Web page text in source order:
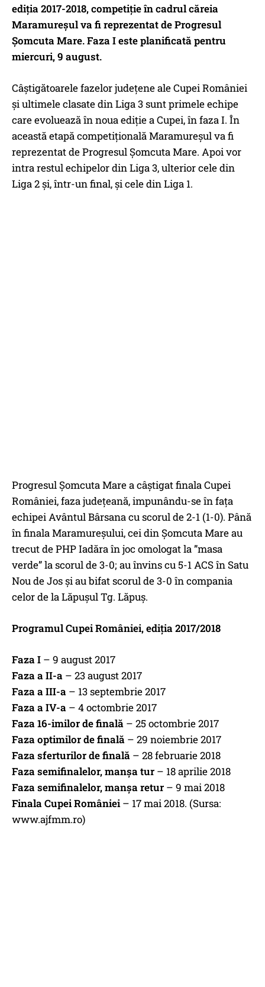
ediţia 2017-2018, competiție în cadrul căreia
Maramureșul va fi reprezentat de Progresul
Șomcuta Mare. Faza I este planificată pentru
miercuri, 9 august.
Câştigătoarele fazelor judeţene ale Cupei României
şi ultimele clasate din Liga 3 sunt primele echipe
care evoluează în noua ediţie a Cupei, în faza I. În
această etapă competițională Maramureșul va fi
reprezentat de Progresul Șomcuta Mare. Apoi vor
intra restul echipelor din Liga 3, ulterior cele din
Liga 2 şi, într-un final, şi cele din Liga 1.
Progresul Șomcuta Mare a câștigat finala Cupei
României, faza județeană, impunându-se în fața
echipei Avântul Bârsana cu scorul de 2-1 (1-0). Până
în finala Maramureșului, cei din Șomcuta Mare au
trecut de PHP Iadăra în joc omologat la ”masa
verde” la scorul de 3-0; au învins cu 5-1 ACS în Satu
Nou de Jos și au bifat scorul de 3-0 în compania
celor de la Lăpușul Tg. Lăpuș.
Programul Cupei României, ediția 2017/2018
Faza I – 9 august 2017
Faza a II-a – 23 august 2017
Faza a III-a – 13 septembrie 2017
Faza a IV-a – 4 octombrie 2017
Faza 16-imilor de finală – 25 octombrie 2017
Faza optimilor de finală – 29 noiembrie 2017
Faza sferturilor de finală – 28 februarie 2018
Faza semifinalelor, manşa tur – 18 aprilie 2018
Faza semifinalelor, manşa retur – 9 mai 2018
Finala Cupei României– 17 mai 2018. (Sursa:
www.ajfmm.ro)